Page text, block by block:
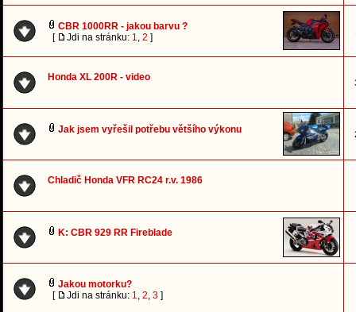
CBR 1000RR - jakou barvu ?
[
Jdi na stránku: 1, 2 ]
Honda XL 200R - video
Jak jsem vyřešil potřebu většího výkonu
Chladič Honda VFR RC24 r.v. 1986
K: CBR 929 RR Fireblade
Jakou motorku?
[
Jdi na stránku: 1, 2, 3 ]